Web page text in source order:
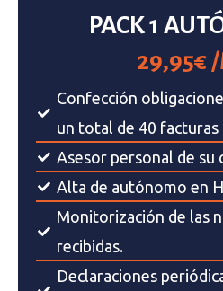
PACK 1
29,95€
Confección
un total de 40 facturas
Asesor personal de su
Alta de autónomo en
Monitorización de las
recibidas.
Declaraciones